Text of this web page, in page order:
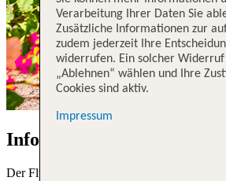
Information zum
Der Flughafen Lanzarote, offiziell als
Verarbeitung Ihrer Daten Sie
Zusätzliche Informationen zur
zudem jederzeit Ihre
widerrufen. Ein solcher
„Ablehnen“ wählen und Ihre
Cookies sind aktiv.
Impressum